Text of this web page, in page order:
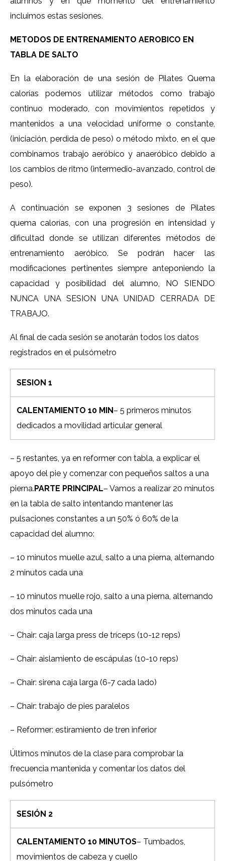
incluimos estas sesiones.
METODOS DE ENTRENAMIENTO AEROBICO EN
TABLA DE SALTO
En la elaboración de una sesión de Pilates Quema
calorías podemos utilizar métodos como trabajo
continuo moderado, con movimientos repetidos y
mantenidos a una velocidad uniforme o constante,
(iniciación, perdida de peso) o método mixto, en el que
combinamos trabajo aeróbico y anaeróbico debido a
los cambios de ritmo (intermedio-avanzado, control de
peso).
A continuación se exponen 3 sesiones de Pilates
quema calorías, con una progresión en intensidad y
dificultad donde se utilizan diferentes métodos de
entrenamiento aeróbico. Se podrán hacer las
modificaciones pertinentes siempre anteponiendo la
capacidad y posibilidad del alumno, NO SIENDO
NUNCA UNA SESION UNA UNIDAD CERRADA DE
TRABAJO.
Al final de cada sesión se anotarán todos los datos
registrados en el pulsómetro
SESION 1
CALENTAMIENTO 10 MIN– 5 primeros minutos
dedicados a movilidad articular general
– 5 restantes, ya en reformer con tabla, a explicar el
apoyo del pie y comenzar con pequeños saltos a una
pierna.PARTE PRINCIPAL– Vamos a realizar 20 minutos
en la tabla de salto intentando mantener las
pulsaciones constantes a un 50% ó 60% de la
capacidad del alumno:
– 10 minutos muelle azul, salto a una pierna, alternando
2 minutos cada una
– 10 minutos muelle rojo, salto a una pierna, alternando
dos minutos cada una
– Chair: caja larga press de tríceps (10-12 reps)
– Chair: aislamiento de escápulas (10-10 reps)
– Chair: sirena caja larga (6-7 cada lado)
– Chair: trabajo de pies paralelos
– Reformer: estiramiento de tren inferior
Últimos minutos de la clase para comprobar la
frecuencia mantenida y comentar los datos del
pulsómetro
SESIÓN 2
CALENTAMIENTO 10 MINUTOS– Tumbados,
movimientos de cabeza y cuello